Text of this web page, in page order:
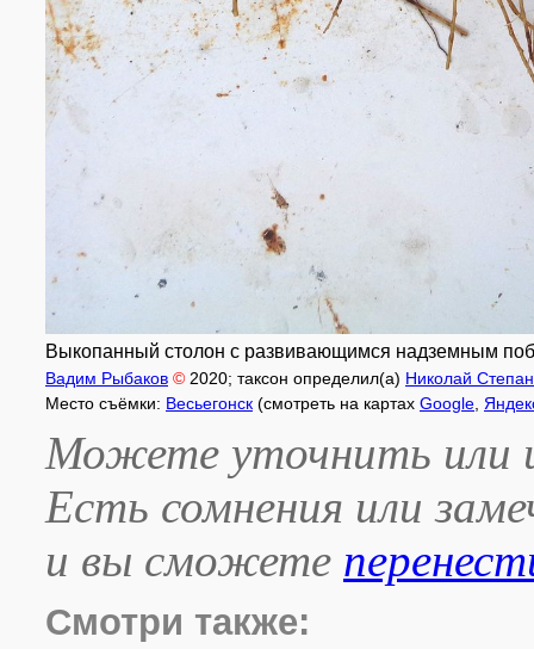
Выкопанный столон с развивающимся надземным
Вадим Рыбаков © 2020; таксон определил(а) Николай
Место съёмки: Весьегонск (смотреть на картах Google
Можете уточнить или
Есть сомнения или
и вы сможете
Смотри также: